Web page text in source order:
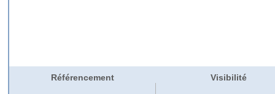
Référencement Visibilité